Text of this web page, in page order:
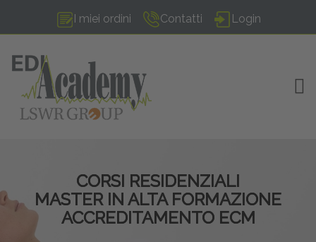
I miei ordini Contatti Login
CORSI RESIDENZIALI
MASTER IN ALTA FORMAZIONE
ACCREDITAMENTO ECM